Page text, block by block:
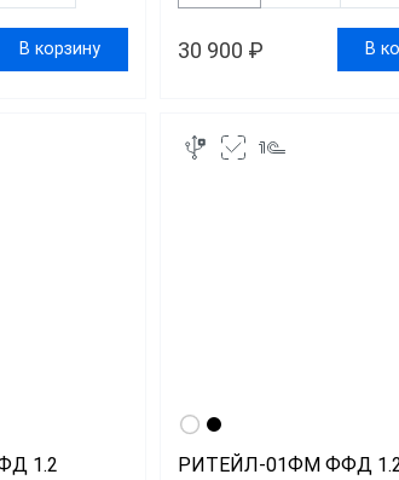
В корзину 30 900 ₽ В
1.2
РИТЕЙЛ-01ФМ ФФД